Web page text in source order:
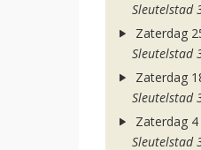
Sleutelstad
Zaterdag
Sleutelstad
Zaterdag
Sleutelstad
Zaterdag
Sleutelstad